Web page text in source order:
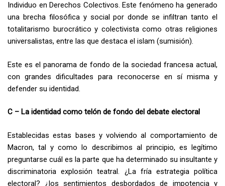
Individuo en Derechos Colectivos. Este fenómeno ha generado
una brecha filosófica y social por donde se infiltran tanto el
totalitarismo burocrático y colectivista como otras religiones
universalistas, entre las que destaca el islam (sumisión).
Este es el panorama de fondo de la sociedad francesa actual,
con grandes dificultades para reconocerse en sí misma y
defender su identidad.
C – La identidad como telón de fondo del debate electoral
Establecidas estas bases y volviendo al comportamiento de
Macron, tal y como lo describimos al principio, es legítimo
preguntarse cuál es la parte que ha determinado su insultante y
discriminatoria explosión teatral. ¿La fría estrategia política
electoral? ¿los sentimientos desbordados de impotencia y